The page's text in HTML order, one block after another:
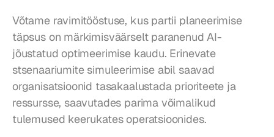
Võtame ravimitööstuse, kus partii planeerimise
täpsus on märkimisväärselt paranenud AI-
jõustatud optimeerimise kaudu. Erinevate
stsenaariumite simuleerimise abil saavad
organisatsioonid tasakaalustada prioriteete ja
ressursse, saavutades parima võimalikud
tulemused keerukates operatsioonides.